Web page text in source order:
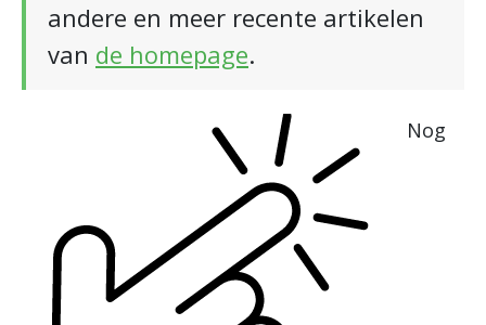
andere en meer recente artikelen
van de homepage.
Nog